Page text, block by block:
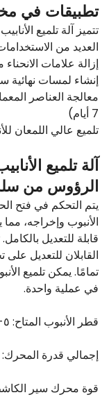
تطبيقات في
العديد من
إزالة علامات
إنشاء لمسات نهائية
معالجة العناصر
7 أيام)
تلميع عالي اللمعان
آلة تلميع
الرؤوس من سلسلة 108
يتم التحكم في فتح
الأنبوب وإخراجه،
قابلة للتعديل
القابلان للتعديل
تمامًا. يمكن تلميع
في عملية واحدة.
قطر الأنبوب المتاح: ٥-٥٠ مم
إجمالي قدرة المحرك: ١٢ كيلو واط
قوة محرك سير الكاشط: ٢.٢ كيلو